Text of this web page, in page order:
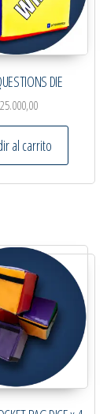
DIE
25.000,00
al carrito